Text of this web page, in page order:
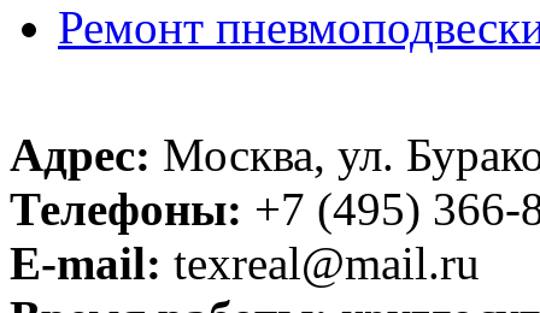
Ремонт
Адрес: Москва, ул.
Телефоны: +7 (495) 366-
E-mail: texreal@mail.ru